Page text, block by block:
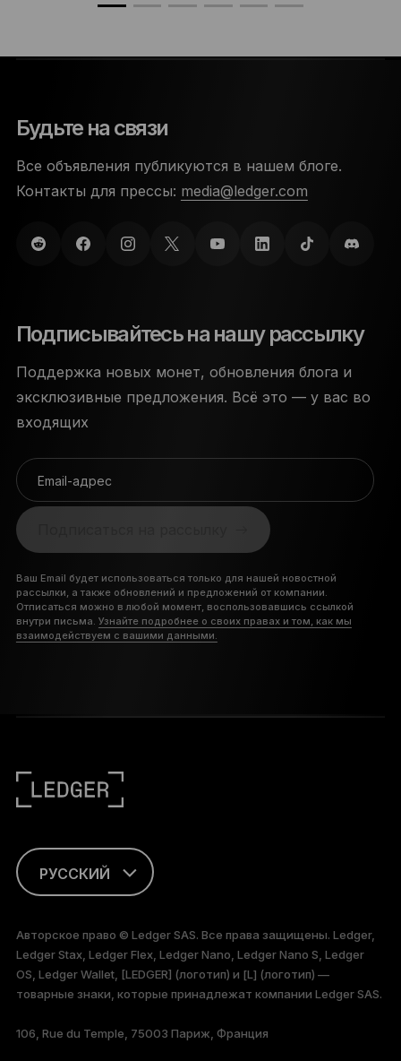
Будьте на связи
Все объявления публикуются в нашем блоге.
Контакты для прессы: media@ledger.com
Подписывайтесь на нашу рассылку
Поддержка новых монет, обновления блога и
эксклюзивные предложения. Всё это — у вас во
входящих
Email-адрес
Ваш Email будет использоваться только для нашей новостной
рассылки, а также обновлений и предложений от компании.
Отписаться можно в любой момент, воспользовавшись ссылкой
внутри письма. Узнайте подробнее о своих правах и том, как мы
взаимодействуем с вашими данными.
РУССКИЙ
FRANÇAIS
TÜRKÇE
DEUTSCH
Авторское право © Ledger SAS. Все права защищены. Ledger,
Ledger Stax, Ledger Flex, Ledger Nano, Ledger Nano S, Ledger
OS, Ledger Wallet, [LEDGER] (логотип) и [L] (логотип) —
товарные знаки, которые принадлежат компании Ledger SAS.
106, Rue du Temple, 75003 Париж, Франция